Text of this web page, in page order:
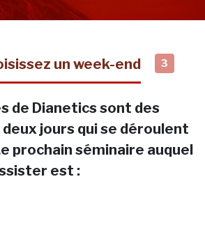
un week-end 3
de Dianetics sont des
jours qui se déroulent
prochain séminaire auquel
est :